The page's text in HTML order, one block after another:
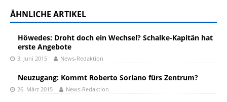
ÄHNLICHE ARTIKEL
Höwedes: Droht doch ein Wechsel? Schalke-Kapitän hat
erste Angebote
3. Juni 2015 News-Redaktion
Neuzugang: Kommt Roberto Soriano fürs Zentrum?
26. März 2015 News-Redaktion